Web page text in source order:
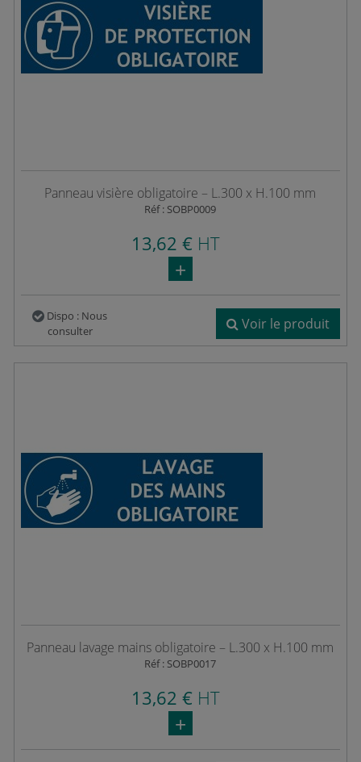
Panneau visière obligatoire – L.300 x H.100 mm
Réf : SOBP0009
13,62 €HT
Dispo : Nous
consulter
Voir le produit
Panneau lavage mains obligatoire – L.300 x H.100 mm
Réf : SOBP0017
13,62 €HT